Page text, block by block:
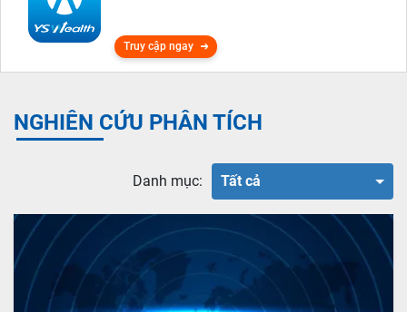
Truy cập ngay
NGHIÊN CỨU PHÂN TÍCH
Danh mục: Tất cả